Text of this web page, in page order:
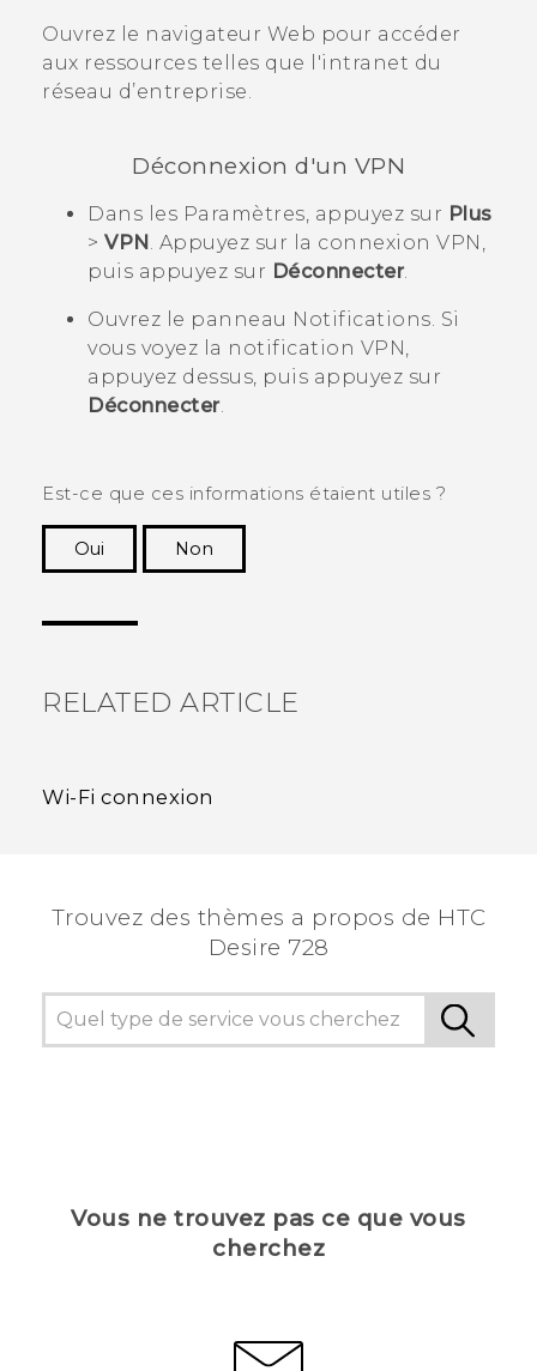
Ouvrez le navigateur Web pour accéder
aux ressources telles que l'intranet du
réseau d’entreprise.
Déconnexion d'un VPN
Dans les Paramètres, appuyez sur Plus
> VPN . Appuyez sur la connexion VPN,
puis appuyez sur Déconnecter.
Ouvrez le panneau Notifications. Si
vous voyez la notification VPN,
appuyez dessus, puis appuyez sur
Déconnecter.
Est-ce que ces informations étaient utiles ?
Oui
Non
RELATED ARTICLE
Wi‍-Fi connexion
Trouvez des thèmes a propos de HTC
Desire 728
Vous ne trouvez pas ce que vous
cherchez